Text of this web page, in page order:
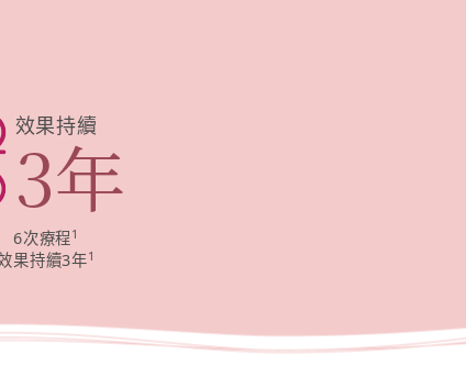
效果持續
3年
6次療程 1
果持續3年1